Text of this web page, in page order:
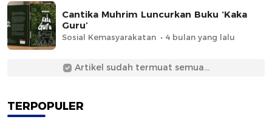
Cantika Muhrim Luncurkan Buku ‘Kaka
Guru’
Sosial Kemasyarakatan 4 bulan yang lalu
Artikel sudah termuat semua...
TERPOPULER